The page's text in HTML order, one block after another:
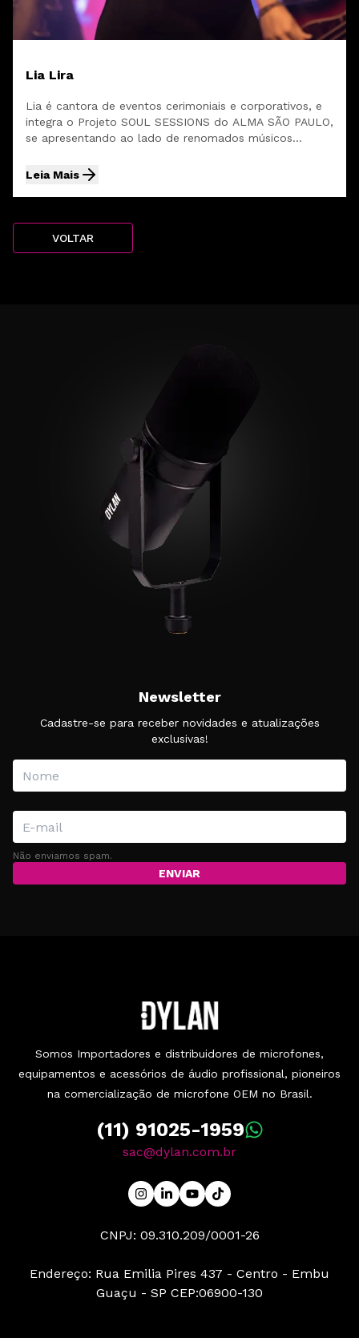
Lia Lira
Lia é cantora de eventos cerimoniais e corporativos, e
integra o Projeto SOUL SESSIONS do ALMA SÃO PAULO,
se apresentando ao lado de renomados músicos
Leia Mais
VOLTAR
Newsletter
Cadastre-se para receber novidades e atualizações
exclusivas!
Não enviamos spam.
ENVIAR
Somos Importadores e distribuidores de microfones,
equipamentos e acessórios de áudio profissional, pioneiros
na comercialização de microfone OEM no Brasil.
(11) 91025-1959
sac@dylan.com.br
CNPJ: 09.310.209/0001-26
Endereço: Rua Emilia Pires 437 - Centro - Embu
Guaçu - SP CEP:06900-130